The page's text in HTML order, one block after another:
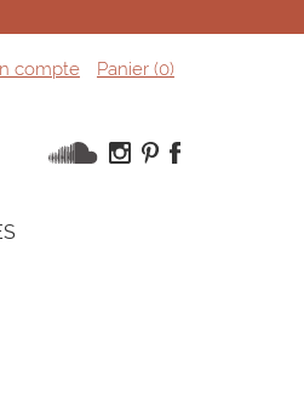
compte Panier (0)